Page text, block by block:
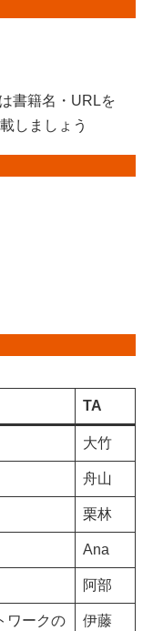
書籍名・URLを
しましょう
TA
大竹
舟山
栗林
Ana
阿部
ワークの
伊藤